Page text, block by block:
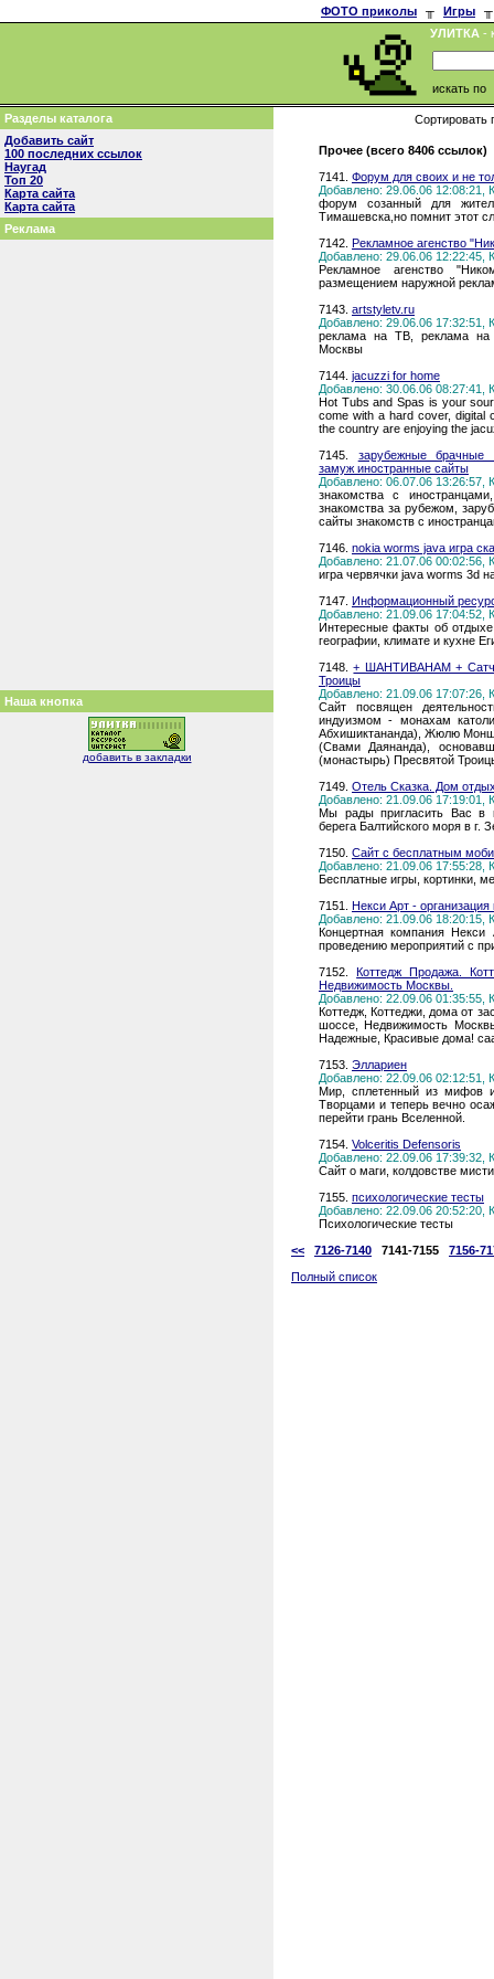
ФОТО приколы ╥ Игры
╥
УЛИТКА -
искать по
Разделы каталога
Добавить сайт
100 последних ссылок
Наугад
Топ 20
Карта сайта
Карта сайта
Реклама
Наша кнопка
добавить в закладки
Сортировать
Прочее (всего 8406 ссылок)
7141. Форум для своих и не
Добавлено: 29.06.06 12:08:21,
форум созанный для
Тимашевска,но помнит этот
7142. Рекламное агенство
Добавлено: 29.06.06 12:22:45,
Рекламное агенство
размещением наружной
7143. artstyletv.ru
Добавлено: 29.06.06 17:32:51,
реклама на ТВ, реклама на
Москвы
7144. jacuzzi for home
Добавлено: 30.06.06 08:27:41,
Hot Tubs and Spas is your
come with a hard cover, digital
the country are enjoying the
7145. зарубежные брачные
замуж иностранные сайты
Добавлено: 06.07.06 13:26:57,
знакомства с
знакомства за рубежом,
сайты знакомств с
7146. nokia worms java игра
Добавлено: 21.07.06 00:02:56,
игра червячки java worms 3d
7147. Информационный ресурс
Добавлено: 21.09.06 17:04:52,
Интересные факты об
географии, климате и кухне
7148.+ ШАНТИВАНАМ +
Троицы
Добавлено: 21.09.06 17:07:26,
Сайт посвящен
индуизмом - монахам
Абхишиктананда), Жюлю
(Свами Даянанда),
(монастырь) Пресвятой
7149. Отель Сказка. Дом
Добавлено: 21.09.06 17:19:01,
Мы рады пригласить Вас в
берега Балтийского моря в г.
7150. Сайт с бесплатным
Добавлено: 21.09.06 17:55:28,
Бесплатные игры, кортинки,
7151. Некси Арт - организация
Добавлено: 21.09.06 18:20:15,
Концертная компания
проведению мероприятий с
7152.Коттедж Продажа.
Недвижимость Москвы.
Добавлено: 22.09.06 01:35:55,
Коттедж, Коттеджи, дома от
шоссе, Недвижимость
Надежные, Красивые дома!
7153. Эллариен
Добавлено: 22.09.06 02:12:51,
Мир, сплетенный из мифов
Творцами и теперь вечно
перейти грань Вселенной.
7154. Volceritis Defensoris
Добавлено: 22.09.06 17:39:32,
Сайт о маги, колдовстве
7155. психологические тесты
Добавлено: 22.09.06 20:52:20,
Психологические тесты
<<
7126-7140 7141-7155
7156-
Полный список